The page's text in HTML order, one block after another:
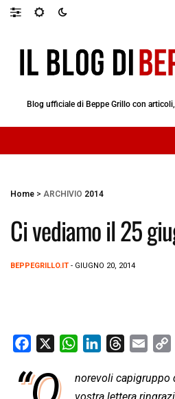
Blog ufficiale di Beppe Grillo con
Home > ARCHIVIO 2014
Ci vediamo il 25
BEPPEGRILLO.IT - GIUGNO 20, 2014
c
W
a
n
r
a
norevoli capigruppo